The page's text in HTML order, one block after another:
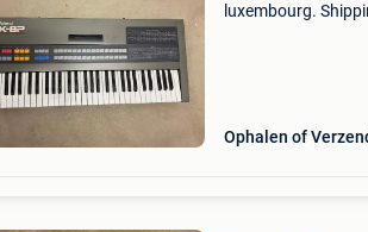
luxembourg.
Ophalen of